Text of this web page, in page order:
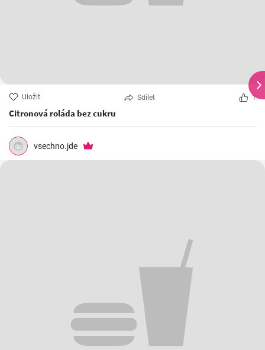
Uložit Sdílet 1
Citronová roláda bez cukru
vsechno.jde